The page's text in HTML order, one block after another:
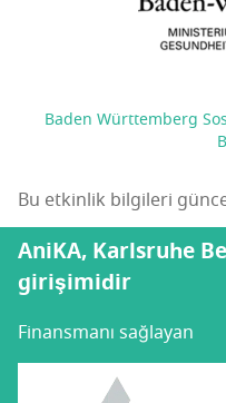
Baden Württemberg
Bu etkinlik bilgileri
AniKA, Karlsruhe
girişimidir
Finansmanı sağlayan